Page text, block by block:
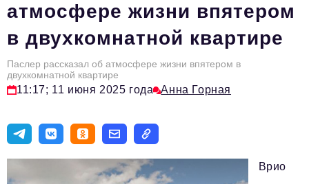
Ниши и рынки
Цитаты
Туризм
Новости
ИННОПРОМ
Топ-100 влиятельных людей Свердловской области
атмосфере жизни впятером
в двухкомнатной квартире
Паслер рассказал об атмосфере жизни впятером в
двухкомнатной квартире
11:17; 11 июня 2025 года Анна Горная
Врио